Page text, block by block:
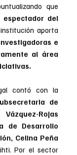
del
aporta
e
al área
contó con la
de
Rojas
de Desarrollo
Celina Peña
Por el sector